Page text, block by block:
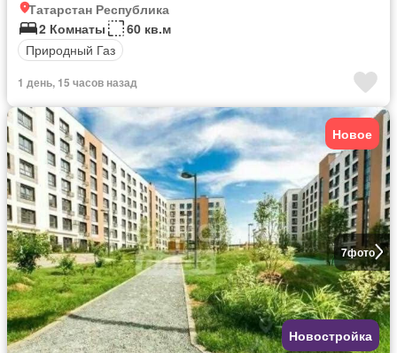
Татарстан Республика
2 Комнаты
60 кв.м
Природный Газ
1 день, 15 часов назад
7фото
Новое
Новостройка